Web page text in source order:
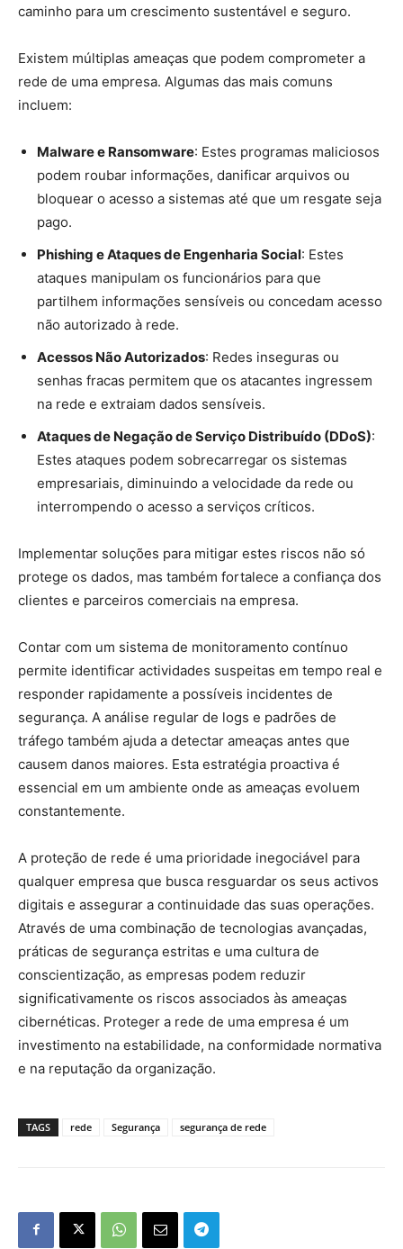
caminho para um crescimento sustentável e seguro.
Existem múltiplas ameaças que podem comprometer a
rede de uma empresa. Algumas das mais comuns
incluem:
Malware e Ransomware: Estes programas maliciosos
podem roubar informações, danificar arquivos ou
bloquear o acesso a sistemas até que um resgate seja
pago.
Phishing e Ataques de Engenharia Social: Estes
ataques manipulam os funcionários para que
partilhem informações sensíveis ou concedam acesso
não autorizado à rede.
Acessos Não Autorizados: Redes inseguras ou
senhas fracas permitem que os atacantes ingressem
na rede e extraiam dados sensíveis.
Ataques de Negação de Serviço Distribuído (DDoS):
Estes ataques podem sobrecarregar os sistemas
empresariais, diminuindo a velocidade da rede ou
interrompendo o acesso a serviços críticos.
Implementar soluções para mitigar estes riscos não só
protege os dados, mas também fortalece a confiança dos
clientes e parceiros comerciais na empresa.
Contar com um sistema de monitoramento contínuo
permite identificar actividades suspeitas em tempo real e
responder rapidamente a possíveis incidentes de
segurança. A análise regular de logs e padrões de
tráfego também ajuda a detectar ameaças antes que
causem danos maiores. Esta estratégia proactiva é
essencial em um ambiente onde as ameaças evoluem
constantemente.
A proteção de rede é uma prioridade inegociável para
qualquer empresa que busca resguardar os seus activos
digitais e assegurar a continuidade das suas operações.
Através de uma combinação de tecnologias avançadas,
práticas de segurança estritas e uma cultura de
conscientização, as empresas podem reduzir
significativamente os riscos associados às ameaças
cibernéticas. Proteger a rede de uma empresa é um
investimento na estabilidade, na conformidade normativa
e na reputação da organização.
TAGS rede Segurança segurança de rede